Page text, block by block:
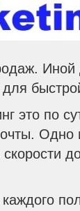
Иной
это по
Одно
каждого